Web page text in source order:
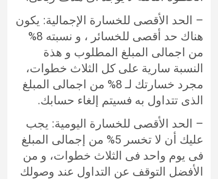
– الحد الأقصى للخسارة الإجمالية: يكون
هناك حد أقصى للخسائر ، و نسبته 8%
من اجمالى المبلغ المطلوب و هذة
النسبة سارية على كل الثلاث خطوات،
مجرد خسارتك لـ 8% من اجمالى المبلغ
الذى تتداول به فسيتم إلغاء حسابك.
– الحد الأقصى للخسارة اليومية: يجب
عليك أن لا تخسر 5% من إجمالى المبلغ
فى يوم واحد فى الثلاث خطوات، و من
الأفضل التوقف عن التداول عند وصولك